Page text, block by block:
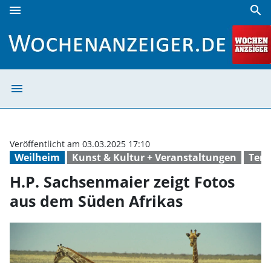
menu search
menu
Weilheim Kunst & Kultur + Veranstaltungen
Veröffentlicht am 03.03.2025 17:10
H.P. Sachsenmaier zeigt Fotos
aus dem Süden Afrikas